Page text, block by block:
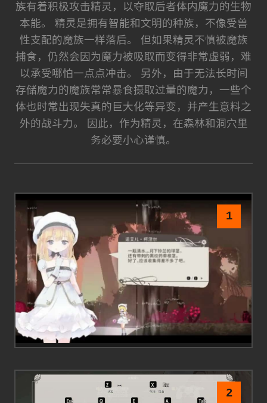
族有着积极攻击精灵，以夺取后者体内魔力的生物
本能。 精灵是拥有智能和文明的种族，不像受兽
性支配的魔族一样落后。 但如果精灵不慎被魔族
捕食，仍然会因为魔力被吸取而变得非常虚弱，难
以承受哪怕一点点冲击。 另外，由于无法长时间
存储魔力的魔族常常暴食摄取过量的魔力，一些个
体也时常出现失真的巨大化等异变，并产生意料之
外的战斗力。 因此，作为精灵，在森林和洞穴里
务必要小心谨慎。
1
2